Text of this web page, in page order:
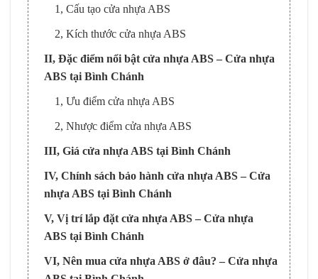
1, Cấu tạo cửa nhựa ABS
2, Kích thước cửa nhựa ABS
II, Đặc điểm nổi bật cửa nhựa ABS – Cửa nhựa
ABS tại Bình Chánh
1, Ưu điểm cửa nhựa ABS
2, Nhược điểm cửa nhựa ABS
III, Giá cửa nhựa ABS tại Bình Chánh
IV, Chính sách bảo hành cửa nhựa ABS – Cửa
nhựa ABS tại Bình Chánh
V, Vị trí lắp đặt cửa nhựa ABS – Cửa nhựa
ABS tại Bình Chánh
VI, Nên mua cửa nhựa ABS ở đâu? – Cửa nhựa